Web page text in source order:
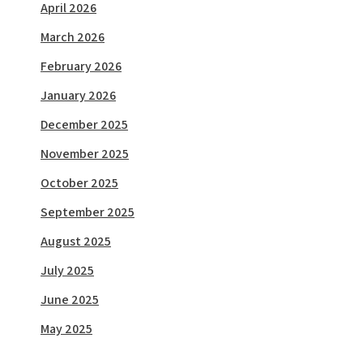
April 2026
March 2026
February 2026
January 2026
December 2025
November 2025
October 2025
September 2025
August 2025
July 2025
June 2025
May 2025